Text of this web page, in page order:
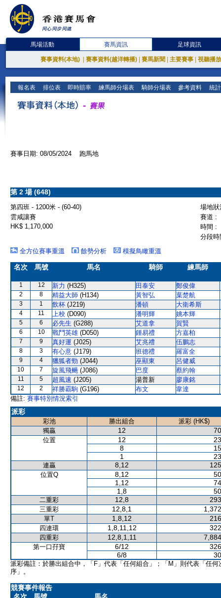
馬場活動 賽馬資訊 足球資訊
賽事資料(本地) 賽事資料(越洋轉播) 賽馬新聞 主要賽事 視聽播
報名表 排位表 即時賠率 練馬師分場表 騎師分場表 參考資料 統
賽事日期: 08/05/2024 跑馬地
第 2 場 (648)
第四班 - 1200米 - (60-40)
場地
雲咸讓賽
賽道 :
HK$ 1,170,000
時間 :
分段
全方位賽事重溫
餘勢分析 模擬鳥瞰重溫
名次 馬號 馬名 騎師 練馬師
1 12 新力 (H325) 田泰安 鄭俊偉
2 8 精益大師 (H134) 黃智弘 葉楚航
3 1 飲杯 (J219) 潘頓 大衛希斯
4 11 上校 (D090) 潘明輝 姚本輝
5 6 必先生 (G288) 艾道拿 賀賢
6 10 戰鬥英雄 (D050) 鍾易禮 方嘉柏
7 9 真好運 (J025) 艾兆禮 伍鵬志
8 3 有心意 (J179) 班德禮 羅富全
9 4 獵狐者勁 (J044) 巫顯東 呂健威
10 7 旋風飛颺 (J086) 巴度 蔡約翰
11 5 超風速 (J205) 湯普新 廖康銘
12 2 祥勝霸駒 (G196) 布文
韋達
備註: 賽事特別情況索引
派彩
彩池 勝出組合
派彩 (HK$)
獨贏
12
位置 12
8
1
連贏 8,12
位置Q 8,12
1,12
1,8
二重彩 12,8
三重彩 12,8,1
單T 1,8,12
四連環 1,8,11,12
四重彩 12,8,1,11
第一口孖寶 6/12
6/8
派彩備註：於勝出組合中，「F」代表「任何組合」；「M」則代表「任何
序」。
競賽事件報告